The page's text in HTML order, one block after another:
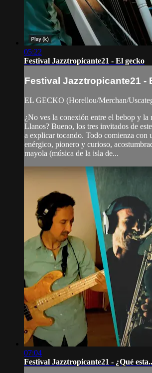
05:22
Festival Jazztropicante21 - El gecko
Festival Jazztropicante21 -
EL GECKO (Horellou/Merchan/
¿No ves la conexión entre el bebop y la
Llanos? Bueno, los tres invitados de
a explicar tocando. Todo comienza con
enérgico, pionero y curioso,
mayola (música de la isla de...
07:04
Festival Jazztropicante21 - ¿Qué